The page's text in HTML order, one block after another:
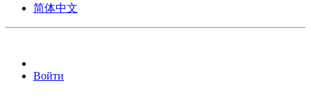
简体中文
Войти